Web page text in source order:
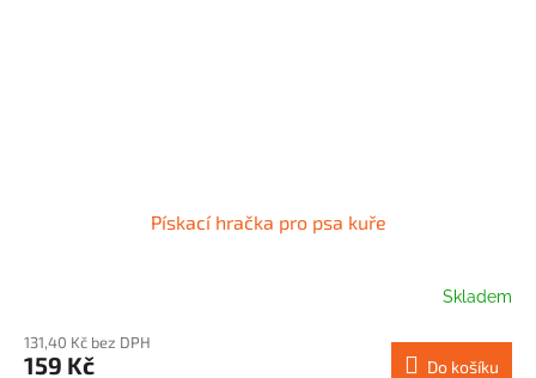
Pískací hračka pro psa kuře
Skladem
131,40 Kč bez DPH
159 Kč Do košíku